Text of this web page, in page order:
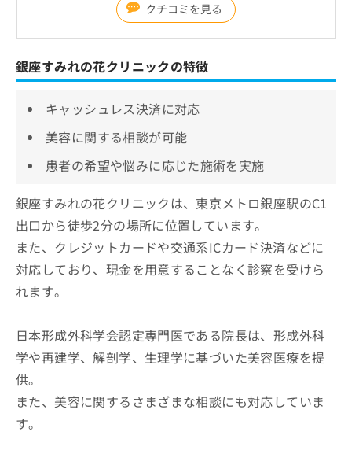
クチコミを見る
銀座すみれの花クリニックの特徴
キャッシュレス決済に対応
美容に関する相談が可能
患者の希望や悩みに応じた施術を実施
銀座すみれの花クリニックは、東京メトロ銀座駅のC1
出口から徒歩2分の場所に位置しています。
また、クレジットカードや交通系ICカード決済などに
対応しており、現金を用意することなく診察を受けら
れます。
日本形成外科学会認定専門医である院長は、形成外科
学や再建学、解剖学、生理学に基づいた美容医療を提
供。
また、美容に関するさまざまな相談にも対応していま
す。